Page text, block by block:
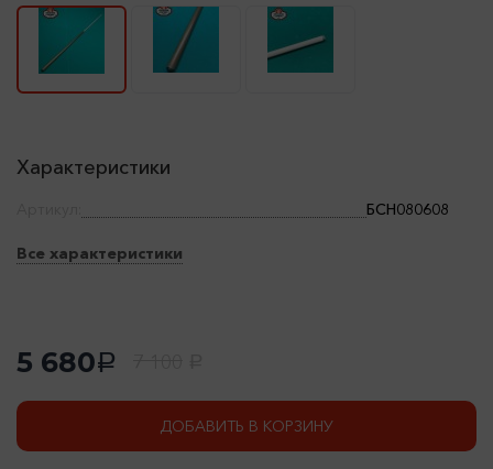
Характеристики
БСН080608
Все характеристики
5 680a
ДОБАВИТЬ В КОРЗИНУ